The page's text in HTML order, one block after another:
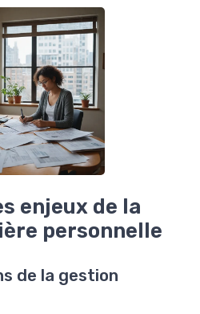
enjeux de la
personnelle
de la gestion